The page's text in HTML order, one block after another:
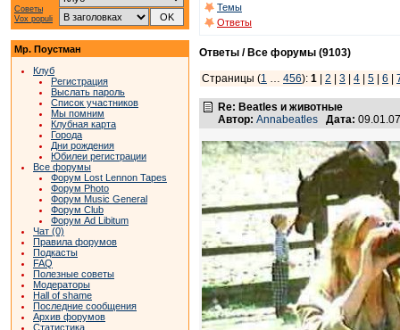
Советы
Vox populi
Мр. Поустман
Клуб
Регистрация
Выслать пароль
Список участников
Мы помним
Клубная карта
Города
Дни рождения
Юбилеи регистрации
Все форумы
Форум Lost Lennon Tapes
Форум Photo
Форум Music General
Форум Club
Форум Ad Libitum
Чат (0)
Правила форумов
Подкасты
FAQ
Полезные советы
Модераторы
Hall of shame
Последние сообщения
Архив форумов
Статистика
Темы
Ответы
Ответы / Все форумы (9103)
Страницы (1 456): 1 | 2 | 3 | 4 | 5 | 6 |
Re: Beatles и животные
Автор: Annabeatles Дата: